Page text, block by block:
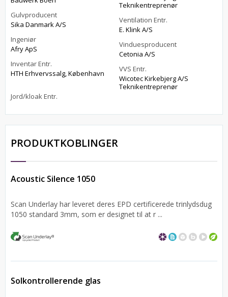
Gulvproducent
Sika Danmark A/S
Ingeniør
Afry ApS
Inventar Entr.
HTH Erhvervssalg, København
Jord/kloak Entr.
Teknikentreprenør
Ventilation Entr.
E. Klink A/S
Vinduesproducent
Cetonia A/S
VVS Entr.
Wicotec Kirkebjerg A/S
Teknikentreprenør
PRODUKTKOBLINGER
Acoustic Silence 1050
Scan Underlay har leveret deres EPD certificerede trinlydsdug
1050 standard 3mm, som er designet til at r ...
Solkontrollerende glas